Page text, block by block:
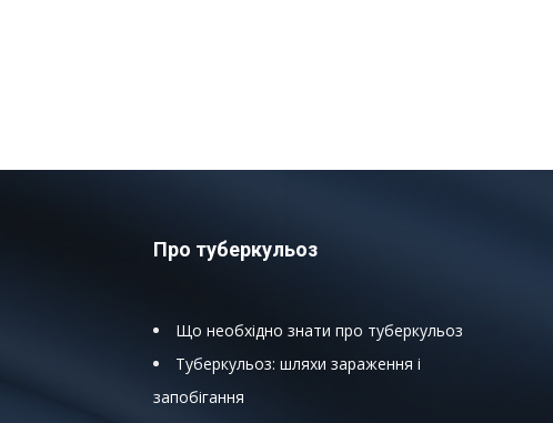
Про туберкульоз
Що необхідно знати про туберкульоз
Туберкульоз: шляхи зараження і
запобігання